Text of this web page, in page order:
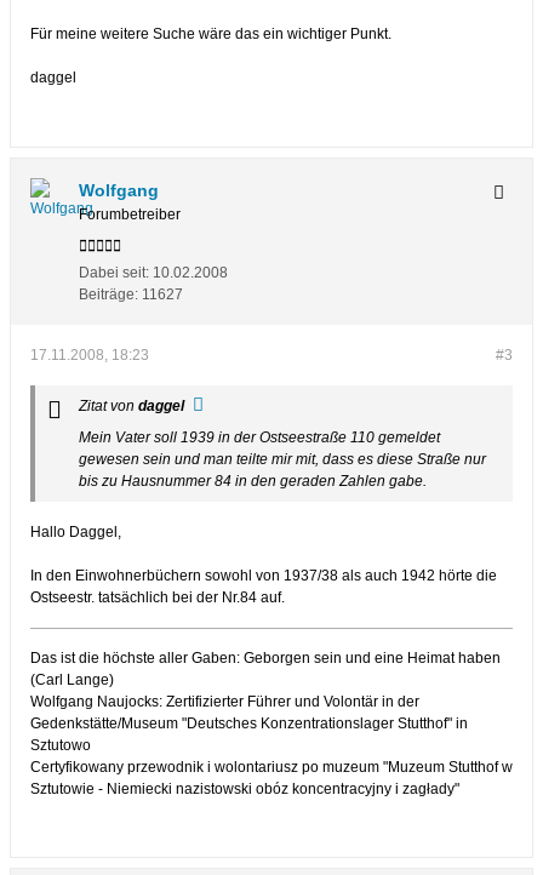
Für meine weitere Suche wäre das ein wichtiger Punkt.
daggel
Wolfgang
Forumbetreiber
Dabei seit: 10.02.2008
Beiträge: 11627
#3
17.11.2008, 18:23
Zitat von daggel
Mein Vater soll 1939 in der Ostseestraße 110 gemeldet
gewesen sein und man teilte mir mit, dass es diese Straße nur
bis zu Hausnummer 84 in den geraden Zahlen gabe.
Hallo Daggel,
In den Einwohnerbüchern sowohl von 1937/38 als auch 1942 hörte die
Ostseestr. tatsächlich bei der Nr.84 auf.
Das ist die höchste aller Gaben: Geborgen sein und eine Heimat haben
(Carl Lange)
Wolfgang Naujocks: Zertifizierter Führer und Volontär in der
Gedenkstätte/Museum "Deutsches Konzentrationslager Stutthof" in
Sztutowo
Certyfikowany przewodnik i wolontariusz po muzeum "Muzeum Stutthof w
Sztutowie - Niemiecki nazistowski obóz koncentracyjny i zagłady"